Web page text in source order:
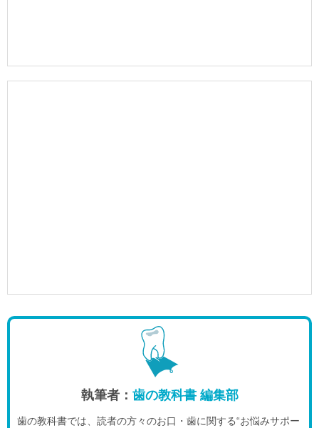
執筆者： 歯の教科書 編集部
歯の教科書では、読者の方々のお口・歯に関する“お悩みサポー